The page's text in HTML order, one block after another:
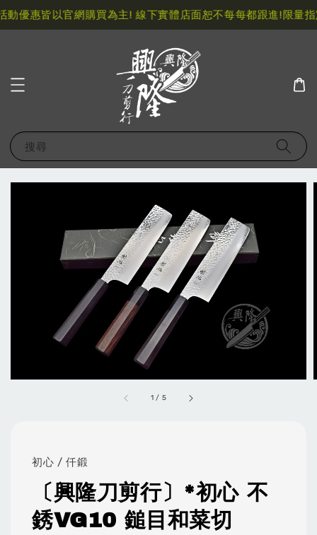
優惠皆以官網購買為主! 線下實體店面恕不每每都跟進!限量指
搜尋
1 / 5
初心 / 仟鍛
〔興隆刀剪行〕*初心 不
銹VG10 鎚目和菜切